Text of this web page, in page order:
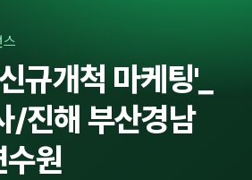
스
규개척 마케팅'_
/진해 부산경남
원